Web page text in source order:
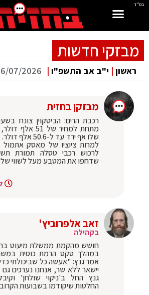
בס"ד
מבזקי חדשות
ראשון | י"ב אב התשפ"ו |
07/2026
מבזקן בחזית
מתחת למחיר של
שלו אף ירד עד ל-
למרות ציוציו של מאסק אתמול
לרכוש רכבי טסלה תמורת
שדחפו את המטבע מעל לשווי של 57 אלף דולר.
זאב אלפרוביץ'
בקהילה
חושש מהקמת ממשלת מיעוט
במהלך טקס הרמת כוסית
אמר גנץ: "אעשה כל שביכולתי
יישאר ללא שר, אנחנו נערכים
גנץ החל ב'ניקוי שולחן'
החלטות שיקודמו בשבועות